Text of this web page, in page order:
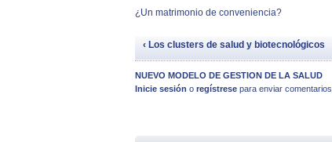
¿Un matrimonio de conveniencia?
‹ Los clusters de salud y biotecnológicos
NUEVO MODELO DE GESTION DE LA SALUD
Inicie sesión o regístrese para enviar comentarios